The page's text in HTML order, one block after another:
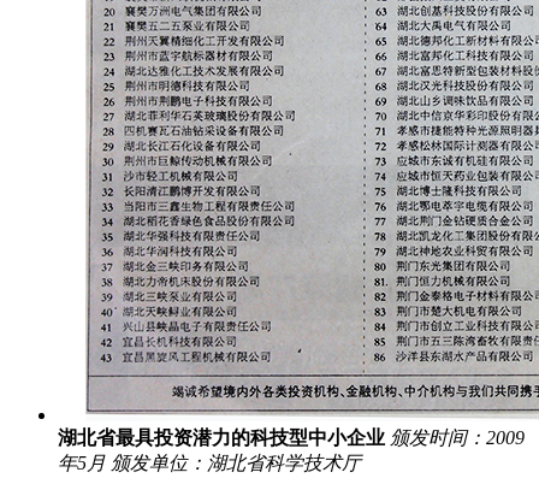
湖北省最具投资潜力的科技型中小企业 颁发时间：2009
年5月 颁发单位：湖北省科学技术厅